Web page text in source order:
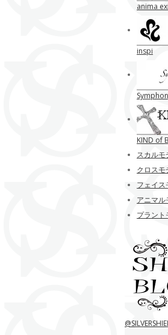
anima
inspi
KIND of
スカルモ
クロスモ
フェイス
アニマル
プラント